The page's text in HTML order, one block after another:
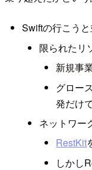
Swiftの行こう
限られたリ
新規事
グロー
発だけ
ネットワー
RestKit
しかし